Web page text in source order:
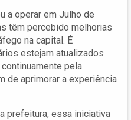
a operar em Julho de
têm percebido melhorias
na capital. É
estejam atualizados
pela
de aprimorar a experiência
prefeitura, essa iniciativa